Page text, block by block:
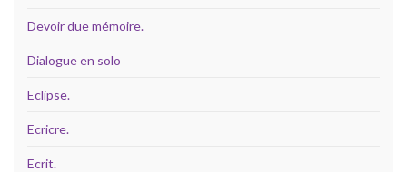
Devoir due mémoire.
Dialogue en solo
Eclipse.
Ecricre.
Ecrit.